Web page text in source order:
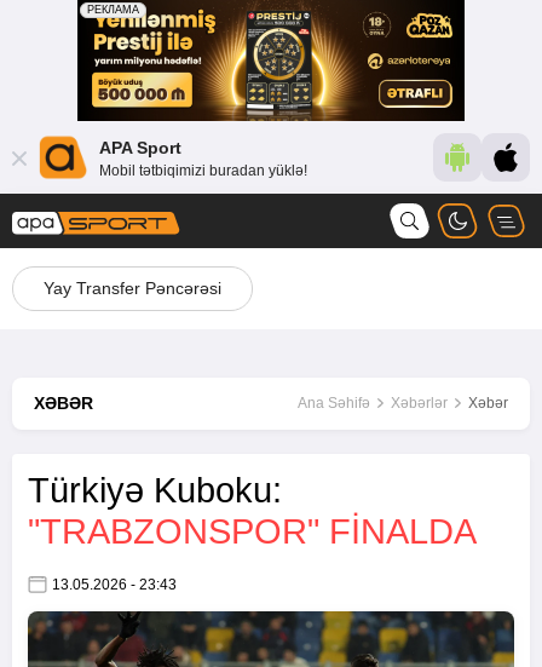
APA Sport
Mobil tətbiqimizi buradan yüklə!
Yay Transfer Pəncərəsi
XƏBƏR Ana Səhifə Xəbərlər Xəbər
Türkiyə Kuboku:
"TRABZONSPOR" FINALDA
13.05.2026 - 23:43